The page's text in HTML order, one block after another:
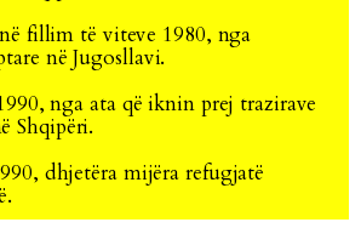
fillim të viteve 1980, nga
në Jugosllavi.
nga ata që iknin prej trazirave
Shqipëri.
dhjetëra mijëra refugjatë